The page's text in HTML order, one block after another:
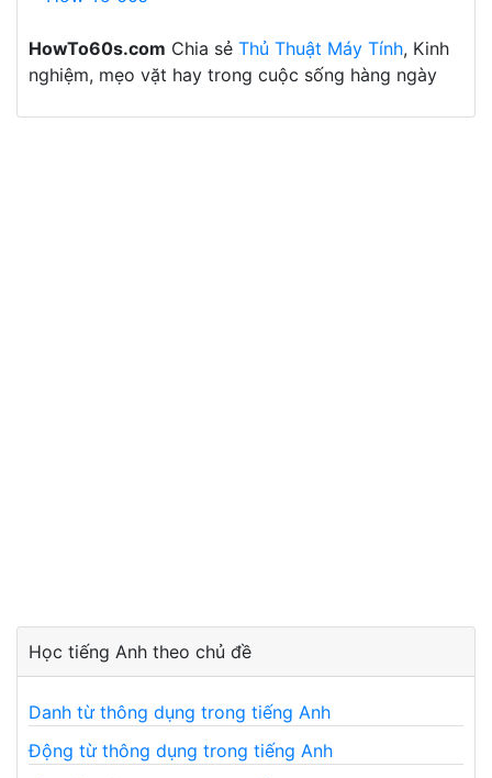
HowTo60s.com Chia sẻ Thủ Thuật Máy Tính, Kinh
nghiệm, mẹo vặt hay trong cuộc sống hàng ngày
Học tiếng Anh theo chủ đề
Danh từ thông dụng trong tiếng Anh
Động từ thông dụng trong tiếng Anh